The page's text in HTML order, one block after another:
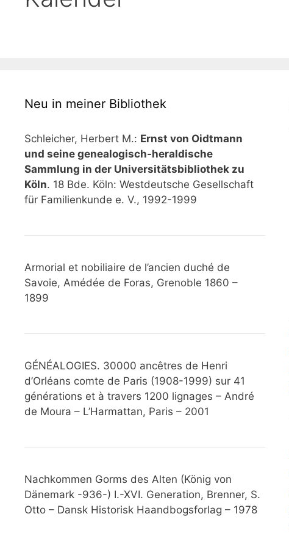
Neu in meiner Bibliothek
Schleicher, Herbert M.: Ernst von Oidtmann
und seine genealogisch-heraldische
Sammlung in der Universitätsbibliothek zu
Köln. 18 Bde. Köln: Westdeutsche Gesellschaft
für Familienkunde e. V., 1992-1999
Armorial et nobiliaire de l’ancien duché de
Savoie, Amédée de Foras, Grenoble 1860 –
1899
GÉNÉALOGIES. 30000 ancêtres de Henri
d’Orléans comte de Paris (1908-1999) sur 41
générations et à travers 1200 lignages – André
de Moura – L’Harmattan, Paris – 2001
Nachkommen Gorms des Alten (König von
Dänemark -936-) I.-XVI. Generation, Brenner, S.
Otto – Dansk Historisk Haandbogsforlag – 1978